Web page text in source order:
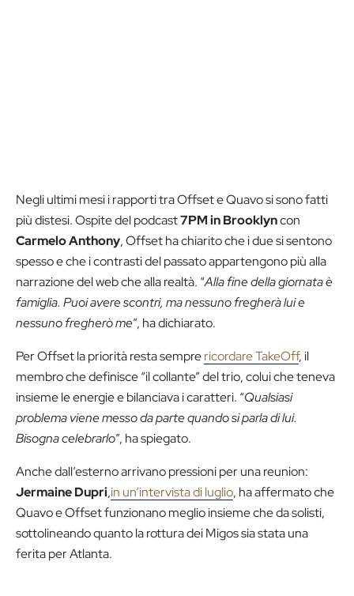
Negli ultimi mesi i rapporti tra Offset e Quavo si sono fatti
più distesi. Ospite del podcast7PM in Brooklyncon
Carmelo Anthony, Offset ha chiarito che i due si sentono
spesso e che i contrasti del passato appartengono più alla
narrazione del web che alla realtà. “Alla fine della giornata è
famiglia. Puoi avere scontri, ma nessuno fregherà lui e
nessuno fregherò me”, ha dichiarato.
Per Offset la priorità resta semprericordare TakeOff, il
membro che definisce “il collante” del trio, colui che teneva
insieme le energie e bilanciava i caratteri. “Qualsiasi
problema viene messo da parte quando si parla di lui.
Bisogna celebrarlo”, ha spiegato.
Anche dall’esterno arrivano pressioni per una reunion:
Jermaine Dupri,in un’intervista di luglio, ha affermato che
Quavo e Offset funzionano meglio insieme che da solisti,
sottolineando quanto la rottura dei Migos sia stata una
ferita per Atlanta.